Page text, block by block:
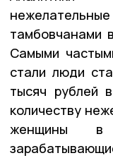
тамбовчанами
Самыми
стали люди
тысяч рублей
количеству
женщины в